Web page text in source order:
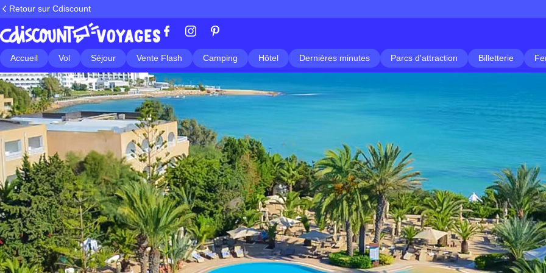
Retour sur Cdiscount
Accueil Vol Séjour Vente Flash Camping Hôtel Dernières minutes Parcs d'attraction Billetterie